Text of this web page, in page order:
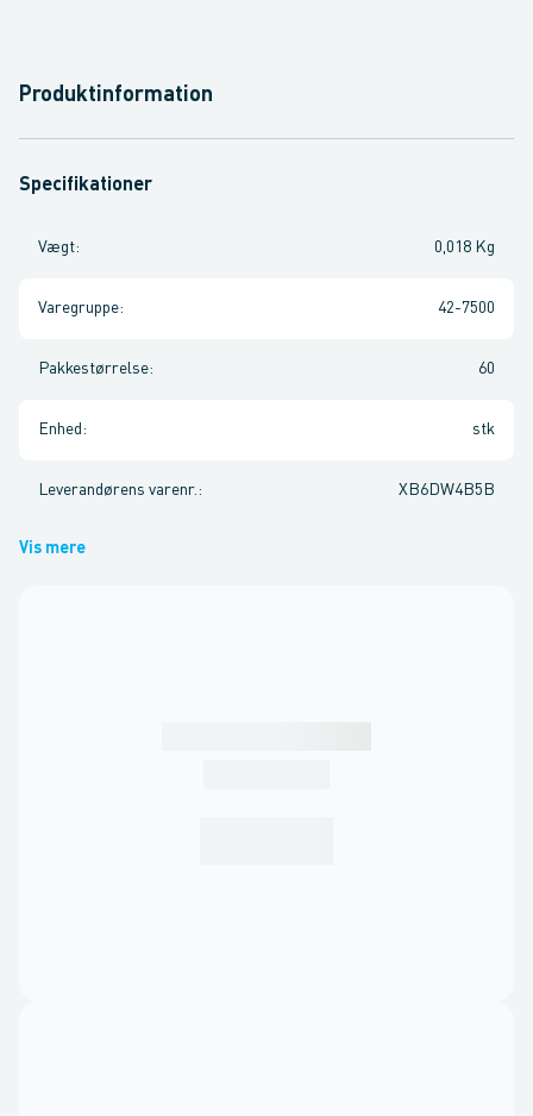
Produktinformation
Specifikationer
Vægt: 0,018 Kg
Varegruppe: 42-7500
Pakkestørrelse: 60
Enhed : stk
Leverandørens varenr. : XB6DW4B5B
Vis mere